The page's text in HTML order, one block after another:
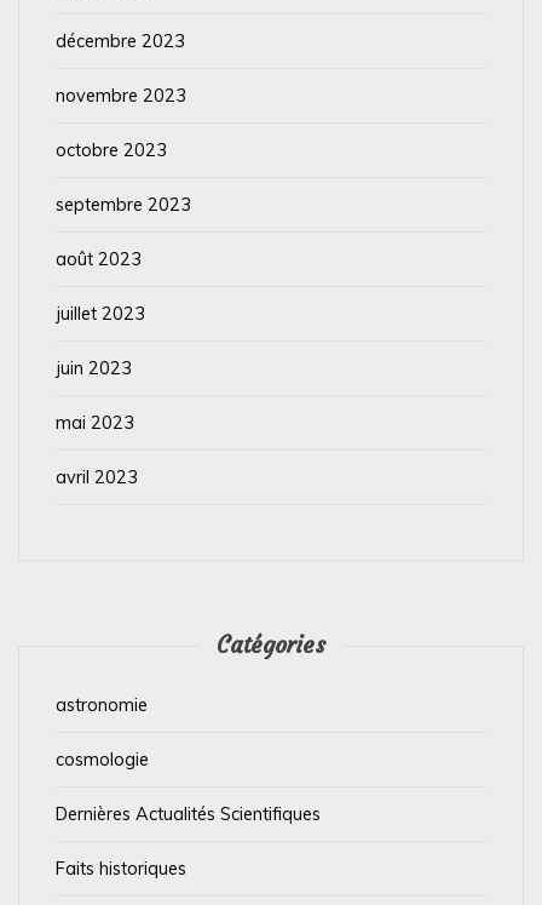
décembre 2023
novembre 2023
octobre 2023
septembre 2023
août 2023
juillet 2023
juin 2023
mai 2023
avril 2023
Catégories
astronomie
cosmologie
Dernières Actualités Scientifiques
Faits historiques